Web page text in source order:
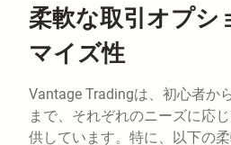
柔軟な取引オプシ
マイズ性
Vantage Tradingは、初心者か
まで、それぞれのニーズに応
供しています。特に、以下の